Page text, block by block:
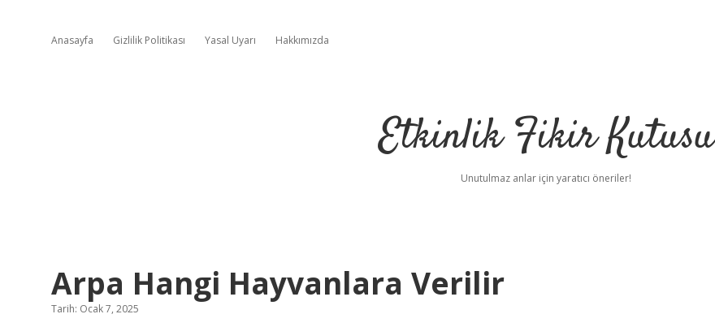
Anasayfa Gizlilik Politikası Yasal Uyarı Hakkımızda
Etkinlik Fikir Kutusu
Unutulmaz anlar için yaratıcı öneriler!
Arpa Hangi Hayvanlara Verilir
Tarih: Ocak 7, 2025